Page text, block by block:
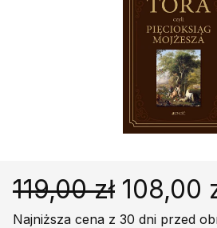
Podręczniki szkolne
Promocja
119,00 zł 108,00
Najniższa cena z 30 dni przed